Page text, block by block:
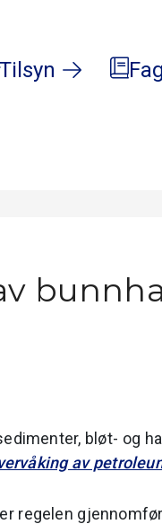
Tilsyn
bløt- og
av
regelen